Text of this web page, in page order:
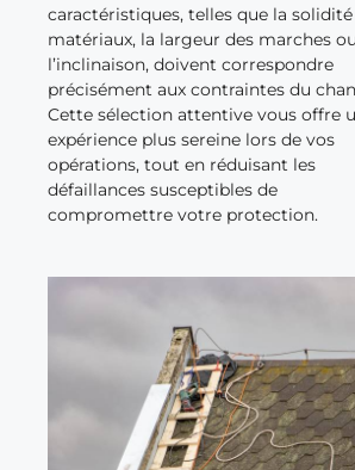
caractéristiques, telles que la solidité
matériaux, la largeur des marches ou
l’inclinaison, doivent correspondre
précisément aux contraintes du
Cette sélection attentive vous offre
expérience plus sereine lors de vos
opérations, tout en réduisant les
défaillances susceptibles de
compromettre votre protection.